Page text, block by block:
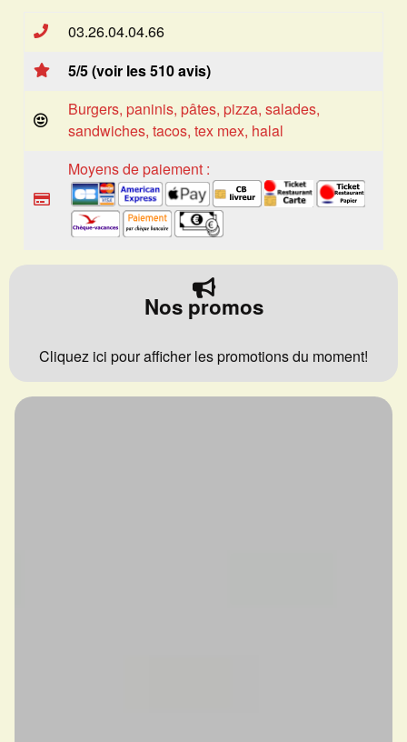
03.26.04.04.66
5/5 (voir les 510 avis)
Burgers, paninis, pâtes, pizza, salades,
sandwiches, tacos, tex mex, halal
Moyens de paiement :
Nos promos
Cliquez ici pour afficher les promotions du moment!